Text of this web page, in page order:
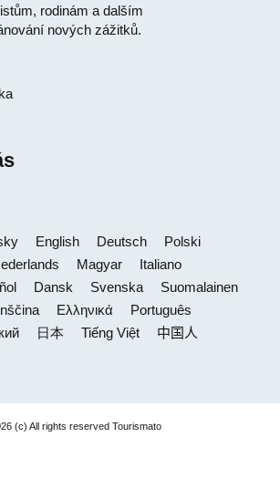
rodinám a dalším
nových zážitků.
English Deutsch
Polski
Magyar
Italiano
Dansk Svenska
Suomalainen
Ελληνικά
Português
日本 Tiếng Việt 中国人
(c) All rights reserved Tourismato